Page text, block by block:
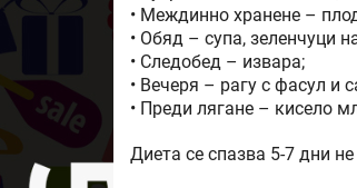
• Междинно хранене –
• Обяд – супа, зеленчуци
• Следобед – извара;
• Вечеря – рагу с фасул и
• Преди лягане – кисело
Диета се спазва 5-7 дни не